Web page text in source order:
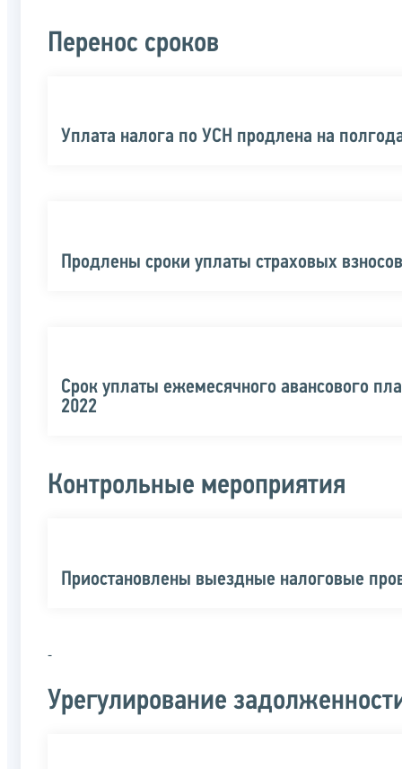
Перенос сроков
Уплата налога по УСН продлена на
Продлены сроки уплаты страховых взносов
Срок уплаты ежемесячного авансового
2022
Контрольные мероприятия
Приостановлены выездные налоговые
-
Урегулирование